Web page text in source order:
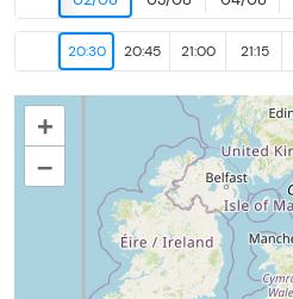
20:30 20:45 21:00 21:15
+
–